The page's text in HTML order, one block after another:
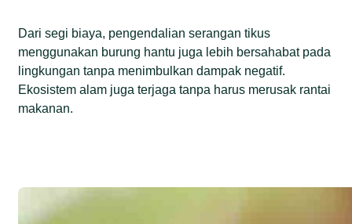
Dari segi biaya, pengendalian serangan tikus
menggunakan burung hantu juga lebih bersahabat pada
lingkungan tanpa menimbulkan dampak negatif.
Ekosistem alam juga terjaga tanpa harus merusak rantai
makanan.